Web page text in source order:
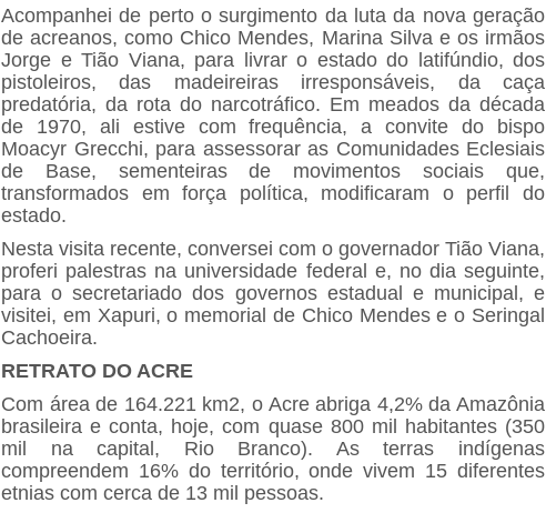
Acompanhei de perto o surgimento da luta da nova geração
de acreanos, como Chico Mendes, Marina Silva e os irmãos
Jorge e Tião Viana, para livrar o estado do latifúndio, dos
pistoleiros, das madeireiras irresponsáveis, da caça
predatória, da rota do narcotráfico. Em meados da década
de 1970, ali estive com frequência, a convite do bispo
Moacyr Grecchi, para assessorar as Comunidades Eclesiais
de Base, sementeiras de movimentos sociais que,
transformados em força política, modificaram o perfil do
estado.
Nesta visita recente, conversei com o governador Tião Viana,
proferi palestras na universidade federal e, no dia seguinte,
para o secretariado dos governos estadual e municipal, e
visitei, em Xapuri, o memorial de Chico Mendes e o Seringal
Cachoeira.
RETRATO DO ACRE
Com área de 164.221 km2, o Acre abriga 4,2% da Amazônia
brasileira e conta, hoje, com quase 800 mil habitantes (350
mil na capital, Rio Branco). As terras indígenas
compreendem 16% do território, onde vivem 15 diferentes
etnias com cerca de 13 mil pessoas.